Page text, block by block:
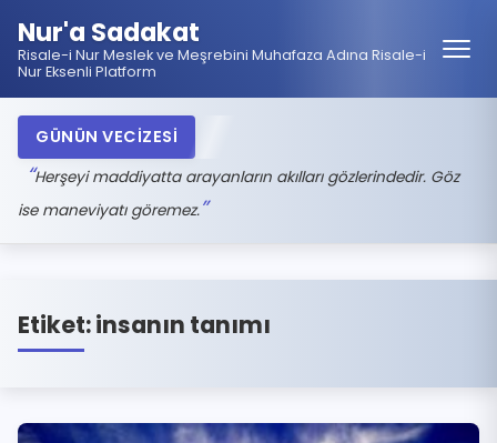
Nur'a Sadakat
Risale-i Nur Meslek ve Meşrebini Muhafaza Adına Risale-i
Nur Eksenli Platform
GÜNÜN VECİZESİ
Herşeyi maddiyatta arayanların akılları gözlerindedir. Göz
ise maneviyatı göremez.
Etiket:insanın tanımı